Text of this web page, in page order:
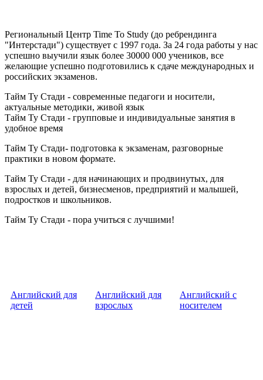
Региональный Центр Time To Study (до ребрендинга
"Интерстади") существует с 1997 года. За 24 года работы у нас
успешно выучили язык более 30000 000 учеников, все
желающие успешно подготовились к сдаче международных и
российских экзаменов.
Тайм Ту Стади - современные педагоги и носители,
актуальные методики, живой язык
Тайм Ту Стади - групповые и индивидуальные занятия в
удобное время
Тайм Ту Стади- подготовка к экзаменам, разговорные
практики в новом формате.
Тайм Ту Стади - для начинающих и продвинутых, для
взрослых и детей, бизнесменов, предприятий и малышей,
подростков и школьников.
Тайм Ту Стади - пора учиться с лучшими!
Английский для
детей
Английский для
взрослых
Английский с
носителем